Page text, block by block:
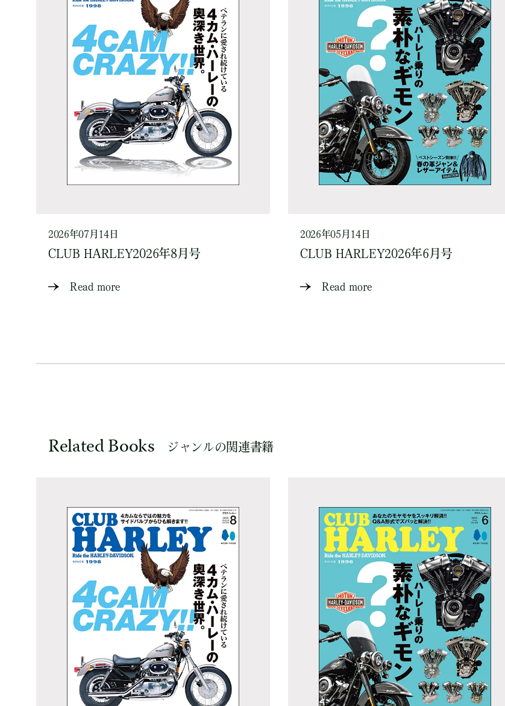
2026年07月14日
CLUB HARLEY2026年8月号
Read more
2026年05月14日
CLUB HARLEY2026年6月号
Read more
Related Books ジャンルの関連書籍